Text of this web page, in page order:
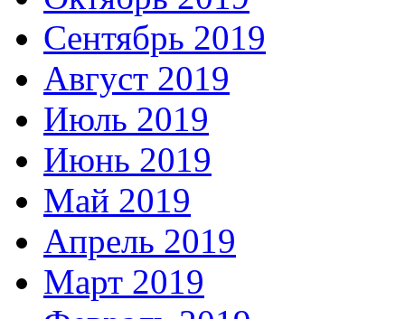
Сентябрь 2019
Август 2019
Июль 2019
Июнь 2019
Май 2019
Апрель 2019
Март 2019